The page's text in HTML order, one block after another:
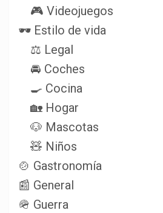
🎮 Videojuegos
🕶️ Estilo de vida
⚖️ Legal
🚘 Coches
🍳 Cocina
🏡 Hogar
🐶 Mascotas
🧸 Niños
🍲 Gastronomía
📰 General
🪖 Guerra